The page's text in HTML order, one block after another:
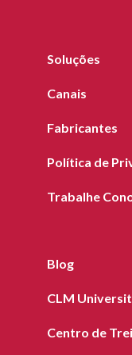
Soluções
Canais
Fabricantes
Política de
Trabalhe
Blog
CLM
Centro de